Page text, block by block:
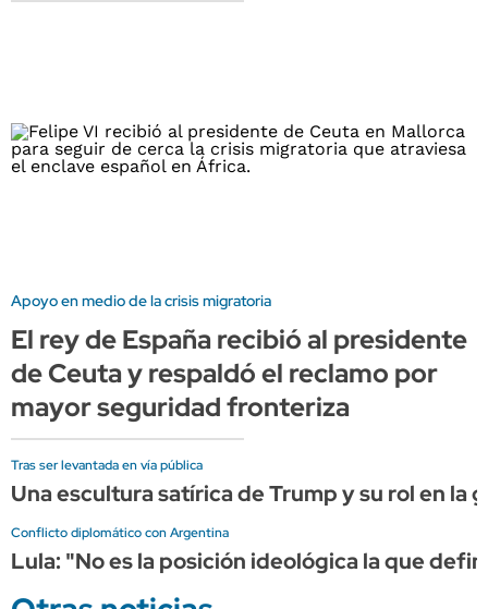
Apoyo en medio de la crisis migratoria
El rey de España recibió al presidente
de Ceuta y respaldó el reclamo por
mayor seguridad fronteriza
Tras ser levantada en vía pública
Una escultura satírica de Trump y su rol en la
Conflicto diplomático con Argentina
Lula: "No es la posición ideológica la que